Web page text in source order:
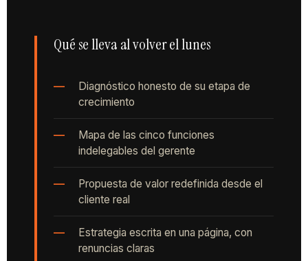
Qué se lleva al volver el lunes
Diagnóstico honesto de su etapa de
crecimiento
Mapa de las cinco funciones
indelegables del gerente
Propuesta de valor redefinida desde el
cliente real
Estrategia escrita en una página, con
renuncias claras